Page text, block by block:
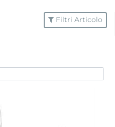
Filtri Articolo